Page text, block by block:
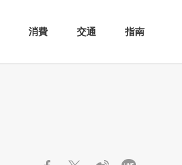
消費 交通 指南